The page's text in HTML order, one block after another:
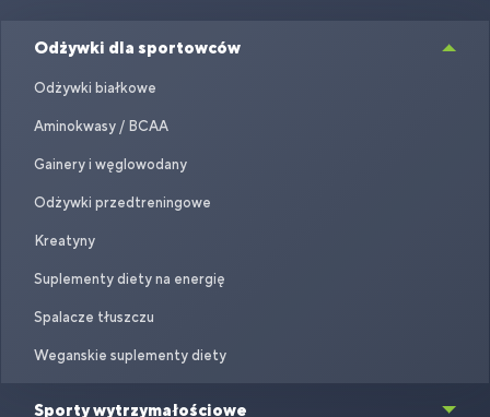
Odżywki dla sportowców
Odżywki białkowe
Aminokwasy / BCAA
Gainery i węglowodany
Odżywki przedtreningowe
Kreatyny
Suplementy diety na energię
Spalacze tłuszczu
Weganskie suplementy diety
Sporty wytrzymałościowe